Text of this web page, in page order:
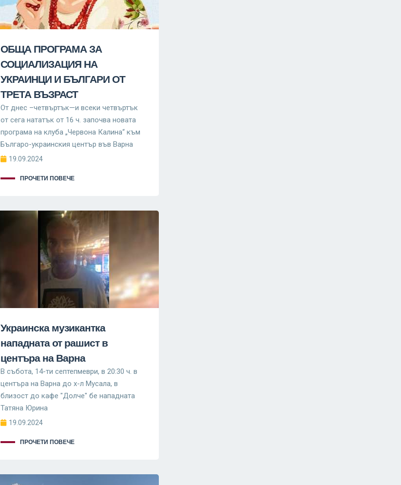
ОБЩА ПРОГРАМА ЗА
СОЦИАЛИЗАЦИЯ НА
УКРАИНЦИ И БЪЛГАРИ ОТ
ТРЕТА ВЪЗРАСТ
От днес –четвъртък—и всеки четвъртък
от сега нататък от 16 ч. започва новата
програма на клуба „Червона Калина“ към
Българо-украинския център във Варна
19.09.2024
ПРОЧЕТИ ПОВЕЧЕ
Украинска музикантка
нападната от рашист в
центъра на Варна
В събота, 14-ти септепмеври, в 20:30 ч. в
центъра на Варна до х-л Мусала, в
близост до кафе "Долче" бе нападната
Татяна Юрина
19.09.2024
ПРОЧЕТИ ПОВЕЧЕ